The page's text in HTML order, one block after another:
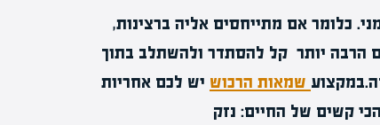
כלומר אם מתייחסים אליה ברצינות,
הרבה יותר קל להסתדר ולהשתלב בתוך
שמאות הרכוש יש לכם אחריות
קשים של החיים: נזק